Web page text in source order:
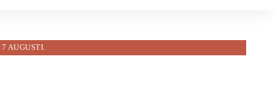
AUGUSTI.